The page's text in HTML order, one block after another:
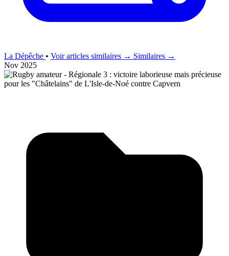
La Dépêche • Voir articles similaires → Similaires →
Nov 2025